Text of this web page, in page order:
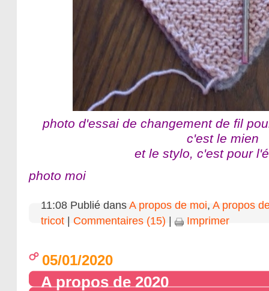
photo d'essai de changement de fil
c'est le mien
et le stylo, c'est pour
photo moi
11:08 Publié dans A propos de moi, A propos
tricot| Commentaires (15) | Imprimer
05/01/2020
A propos de 2020